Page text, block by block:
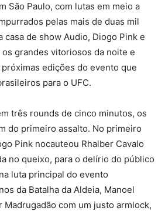
São Paulo, com lutas em meio a
pelas mais de duas mil
casa de show Audio, Diogo Pink e
grandes vitoriosos da noite e
edições do evento que
para o UFC.
três rounds de cinco minutos, os
do primeiro assalto. No primeiro
Pink nocauteou Rhalber Cavalo
no queixo, para o delírio do público
luta principal do evento
da Batalha da Aldeia, Manoel
com um justo armlock,